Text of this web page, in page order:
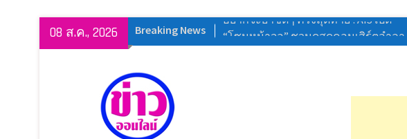
Skip
08 ส.ค., 2026 Breaking News
ประธานกรรมาธิการการท่องเที่ยว เปิด
สัมมนาพัฒนาศักยภาพอาสาสมัครท่อง